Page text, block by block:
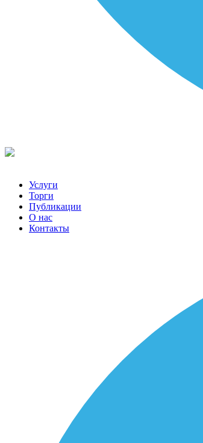
Услуги
Торги
Публикации
О нас
Контакты